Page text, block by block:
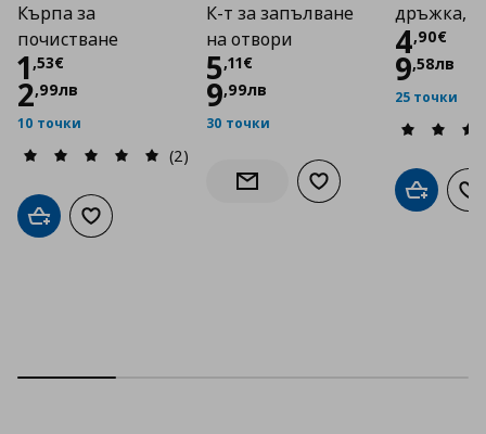
Кърпа за
почистване
1 ,53€
Цена
2,99лв
10 точки
(2)
Добави в кошницата
Добави към списъка с любими
К-т за запълване
на отвори
5,11€
Цена
9,99лв
30 точки
Информирай ме за наличност
Добави към списъка
дръжка, 2
4,90€
Цена
9,58лв
25 точки
Добави